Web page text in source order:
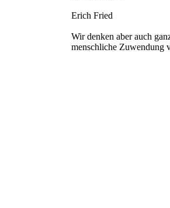
Erich Fried
Wir denken aber auch
menschliche Zuwendung